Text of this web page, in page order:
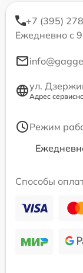
+7 (395)
Ежедневно с
ул.
Адрес
Режим
Способы